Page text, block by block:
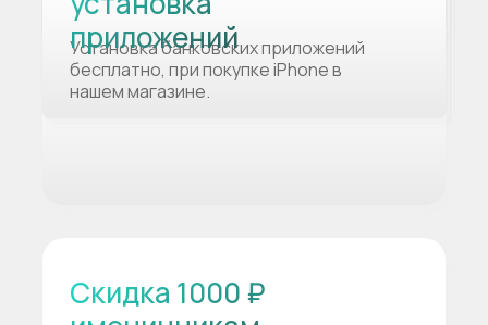
Установка банковских приложений
бесплатно, при покупке iPhone в
нашем магазине.
приложений
Скидка 1000 ₽